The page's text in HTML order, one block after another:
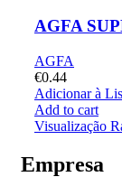
AGFA
AGFA
€0.44
Adicionar à
Add to cart
Visualização
Empresa